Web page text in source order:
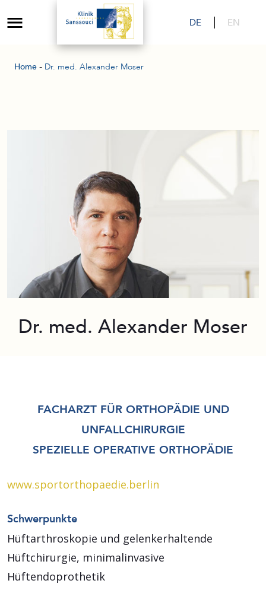
DE EN
Home - Dr. med. Alexander Moser
Dr. med. Alexander Moser
FACHARZT FÜR ORTHOPÄDIE UND
UNFALLCHIRURGIE
SPEZIELLE OPERATIVE ORTHOPÄDIE
www.sportorthopaedie.berlin
Schwerpunkte
Hüftarthroskopie und gelenkerhaltende
Hüftchirurgie, minimalinvasive
Hüftendoprothetik